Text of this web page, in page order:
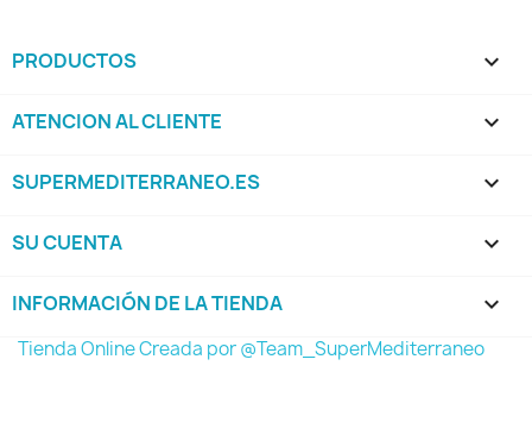
PRODUCTOS 
ATENCION AL CLIENTE 
SUPERMEDITERRANEO.ES 
SU CUENTA 
INFORMACIÓN DE LA TIENDA keyboard_arrow_down
Tienda Online Creada por @Team_SuperMediterraneo